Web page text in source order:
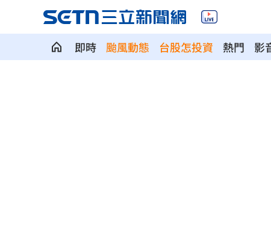
即時 颱風動態 台股怎投資 熱門 影
美國揭最新UFO檔案 巨型三角飛行物曝
漢光42無人機秀攻擊力 展現濱海打擊能